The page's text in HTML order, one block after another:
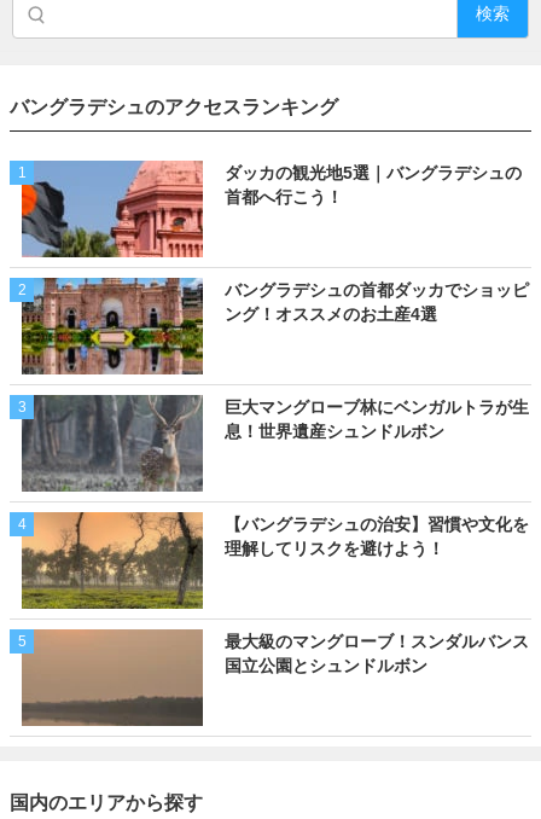
検索
バングラデシュのアクセスランキング
1
ダッカの観光地5選｜バングラデシュの
首都へ行こう！
2
バングラデシュの首都ダッカでショッピ
ング！オススメのお土産4選
3
巨大マングローブ林にベンガルトラが生
息！世界遺産シュンドルボン
4
【バングラデシュの治安】習慣や文化を
理解してリスクを避けよう！
5
最大級のマングローブ！スンダルバンス
国立公園とシュンドルボン
国内のエリアから探す